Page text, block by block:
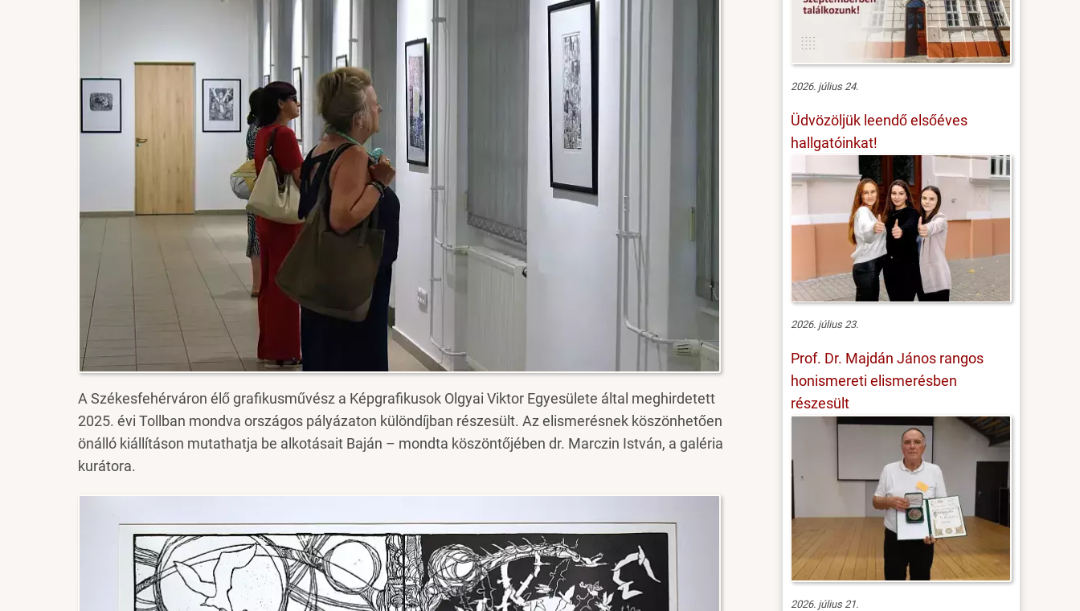
A Székesfehérváron élő grafikusművész a Képgrafikusok Olgyai Viktor Egyesülete által meghirdetett
2025. évi Tollban mondva országos pályázaton különdíjban részesült. Az elismerésnek köszönhetően
önálló kiállításon mutathatja be alkotásait Baján – mondta köszöntőjében dr. Marczin István, a galéria
kurátora.
2026. július 24.
Üdvözöljük leendő elsőéves
hallgatóinkat!
2026. július 23.
Prof. Dr. Majdán János rangos
honismereti elismerésben
részesült
2026. július 21.